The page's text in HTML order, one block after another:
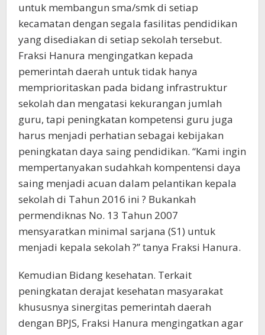
untuk membangun sma/smk di setiap
kecamatan dengan segala fasilitas pendidikan
yang disediakan di setiap sekolah tersebut.
Fraksi Hanura mengingatkan kepada
pemerintah daerah untuk tidak hanya
memprioritaskan pada bidang infrastruktur
sekolah dan mengatasi kekurangan jumlah
guru, tapi peningkatan kompetensi guru juga
harus menjadi perhatian sebagai kebijakan
peningkatan daya saing pendidikan. “Kami ingin
mempertanyakan sudahkah kompentensi daya
saing menjadi acuan dalam pelantikan kepala
sekolah di Tahun 2016 ini ? Bukankah
permendiknas No. 13 Tahun 2007
mensyaratkan minimal sarjana (S1) untuk
menjadi kepala sekolah ?” tanya Fraksi Hanura.
Kemudian Bidang kesehatan. Terkait
peningkatan derajat kesehatan masyarakat
khususnya sinergitas pemerintah daerah
dengan BPJS, Fraksi Hanura mengingatkan agar